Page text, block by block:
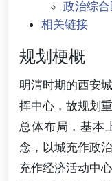
政治综合
相关链接
规划梗概
明清时期的西安
挥中心，故规划
总体布局，基本
念，以城充作政
充作经济活动中